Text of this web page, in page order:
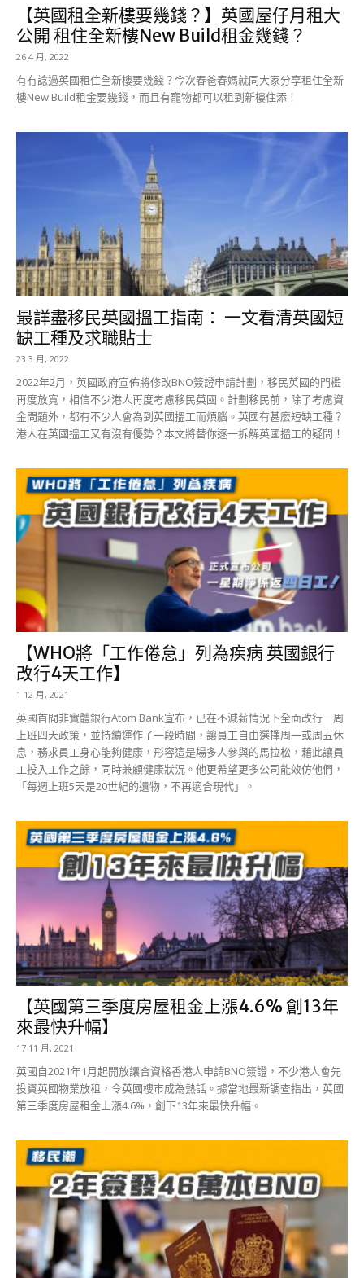
【英國租全新樓要幾錢？】英國屋仔月租大
公開 租住全新樓New Build租金幾錢？
26 4 月, 2022
有冇諗過英國租住全新樓要幾錢？今次春爸春媽就同大家分享租住全新
樓New Build租金要幾錢，而且有寵物都可以租到新樓住添！
最詳盡移民英國搵工指南： 一文看清英國短
缺工種及求職貼士
23 3 月, 2022
2022年2月，英國政府宣佈將修改BNO簽證申請計劃，移民英國的門檻
再度放寬，相信不少港人再度考慮移民英國。計劃移民前，除了考慮資
金問題外，都有不少人會為到英國搵工而煩腦。英國有甚麼短缺工種？
港人在英國搵工又有沒有優勢？本文將替你逐一拆解英國搵工的疑問！
【WHO將「工作倦怠」列為疾病 英國銀行
改行4天工作】
1 12 月, 2021
英國首間非實體銀行Atom Bank宣布，已在不減薪情況下全面改行一周
上班四天政策，並持續運作了一段時間，讓員工自由選擇周一或周五休
息，務求員工身心能夠健康，形容這是場多人參與的馬拉松，藉此讓員
工投入工作之餘，同時兼顧健康狀況。他更希望更多公司能效仿他們，
「每週上班5天是20世紀的遺物，不再適合現代」。
【英國第三季度房屋租金上漲4.6% 創13年
來最快升幅】
17 11 月, 2021
英國自2021年1月起開放讓合資格香港人申請BNO簽證，不少港人會先
投資英國物業放租，令英國樓市成為熱話。據當地最新調查指出，英國
第三季度房屋租金上漲4.6%，創下13年來最快升幅。